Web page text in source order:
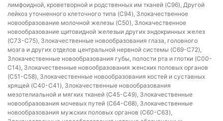
лимфоидной, кроветворной и родственных им тканей (C96), Другой
лейкоз уточненного клеточного типа (C94), Злокачественное
новообразование молочной железы (C50), Злокачественное
новообразование щитовидной железыи других эндокринных желез
(C73-C75), Злокачественные новообразования глаза, головного
мозга и других отделов центральной нервной системы (C69-C72),
Злокачественные новообразования губы, полости рта и глотки (C00-
C14), Злокачественные новообразования женских половых органов
(C51-C58), Злокачественные новообразования костей и суставных
хрящей (C40-C41), Злокачественные новообразования
мезотелиальной и мягких тканей (C45-C49), Злокачественные
новообразования мочевых путей (C64-C68), Злокачественные
новообразования мужских половых органов (C60-C63),